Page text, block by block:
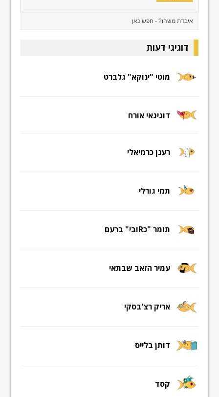
דוגיגי דעות
מוטי "ינוקא" גלברט
דוגיגאי אורח
רענן כרמיאלי
תמי גורלי
תומר "כRובי" ברעם
עמיר הזאב שבתאי
אריק רצ'בסקי
דותן בלייס
קסד